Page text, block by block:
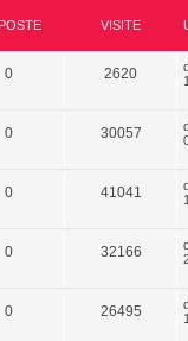
VISITE
0 2620
0 30057
0 41041
0 32166
0 26495